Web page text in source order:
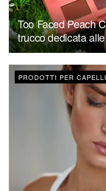
Too Faced Peach
trucco dedicata
PRODOTTI PER CAPELLI